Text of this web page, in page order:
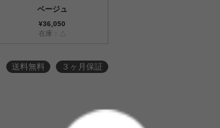
ベージュ
¥36,050
在庫：△
送料無料 ３ヶ月保証